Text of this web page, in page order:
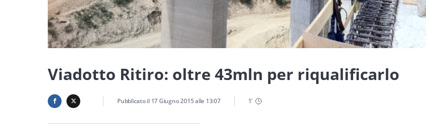
Viadotto Ritiro: oltre 43mln per riqualificarlo
Pubblicato il 17 Giugno 2015alle 13:07 1'